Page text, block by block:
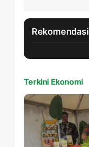
Rekomendasi
Terkini Ekonomi